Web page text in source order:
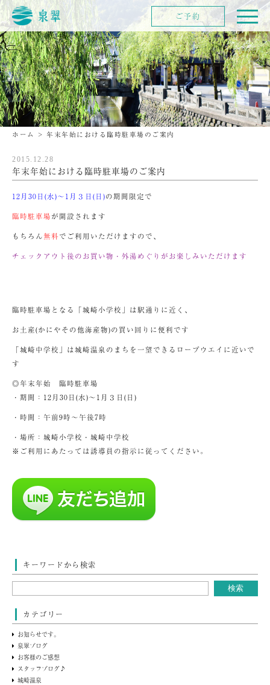
ホーム > 年末年始における臨時駐車場のご案内
2015.12.28
年末年始における臨時駐車場のご案内
12月30日(水)～1月３日(日)の期間限定で
臨時駐車場が開設されます
もちろん無料でご利用いただけますので、
チェックアウト後のお買い物・外湯めぐりがお楽しみいただけます
臨時駐車場となる「城崎小学校」は駅通りに近く、
お土産(かにやその他海産物)の買い回りに便利です
「城崎中学校」は城崎温泉のまちを一望できるロープウエイに近いで
す
◎年末年始 臨時駐車場
・期間：12月30日(水)～1月３日(日)
・時間：午前9時～午後7時
・場所：城崎小学校・城崎中学校
※ご利用にあたっては誘導員の指示に従ってください。
キーワードから検索
カテゴリー
お知らせです。
泉翠ブログ
お客様のご感想
スタッフブログ♪
城崎温泉
ご予約